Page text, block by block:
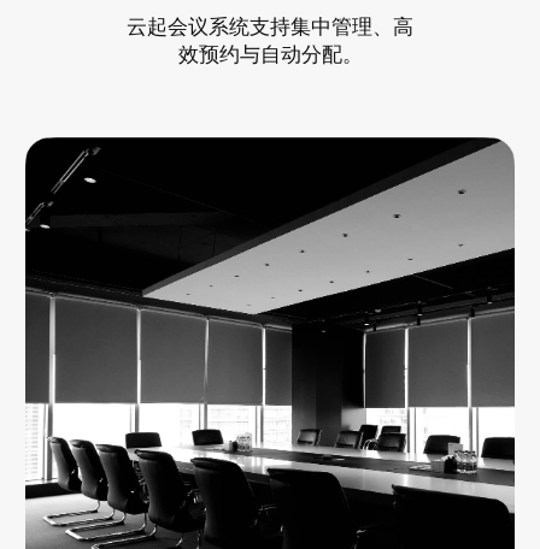
云起会议系统支持集中管理、高
效预约与自动分配。